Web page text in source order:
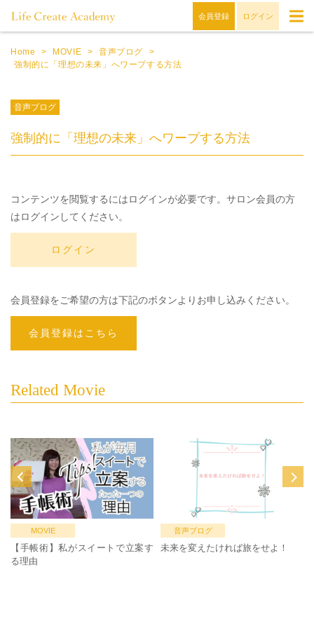
会員登録 ログイン
Home > MOVIE > 音声ブログ
>
強制的に「理想の未来」へワープする方法
音声ブログ
強制的に「理想の未来」へワープする方法
コンテンツを閲覧するにはログインが必要です。サロン会員の方
はログインしてください。
ログイン
会員登録をご希望の方は下記のボタンよりお申し込みください。
会員登録はこちら
Related Movie
MOVIE
【手帳術】私がスイートで立案す
る理由
音声ブログ
未来を変えたければ旅をせよ！